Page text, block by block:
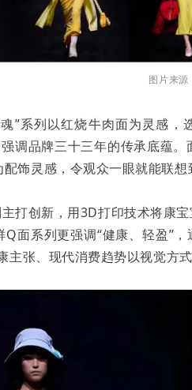
图片来源
”系列以红烧牛肉面为灵感
调品牌三十三年的传承底蕴
饰灵感，令观众一眼就能联想
打创新，用3D打印技术将康
Q面系列更强调“健康、轻盈”
主张、现代消费趋势以视觉方式